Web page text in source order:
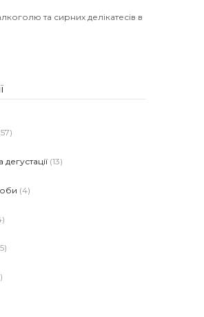
та сирних делікатесів в
дегустації (13)
(4)